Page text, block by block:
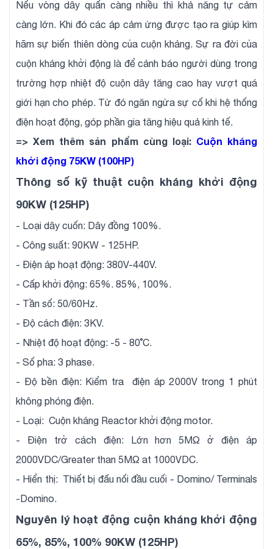
Nếu vòng dây quấn càng nhiều thì khả năng tự cảm
càng lớn. Khi đó các áp cảm ứng được tạo ra giúp kìm
hãm sự biến thiên dòng của cuộn kháng. Sự ra đời của
cuộn kháng khởi động là để cảnh báo người dùng trong
trường hợp nhiệt độ cuộn dây tăng cao hay vượt quá
giới hạn cho phép. Từ đó ngăn ngừa sự cố khi hệ thống
điện hoạt động, góp phần gia tăng hiệu quả kinh tế.
=> Xem thêm sản phẩm cùng loại: Cuộn kháng
khởi động 75KW (100HP)
Thông số kỹ thuật cuộn kháng khởi động
90KW (125HP)
- Loại dây cuốn: Dây đồng 100%.
- Công suất: 90KW - 125HP.
- Điện áp hoạt động: 380V-440V.
- Cấp khởi động: 65%. 85%, 100%.
- Tần số: 50/60Hz.
- Độ cách điện: 3KV.
- Nhiệt độ hoạt động: -5 - 80˚C.
- Số pha: 3 phase.
- Độ bền điện: Kiểm tra điện áp 2000V trong 1 phút
không phóng điện.
- Loại: Cuộn kháng Reactor khởi động motor.
- Điện trở cách điện: Lớn hơn 5MΩ ở điện áp
2000VDC/Greater than 5MΩ at 1000VDC.
- Hiển thị: Thiết bị đấu nối đầu cuối - Domino/ Terminals
-Domino.
Nguyên lý hoạt động cuộn kháng khởi động
65%, 85%, 100% 90KW (125HP)